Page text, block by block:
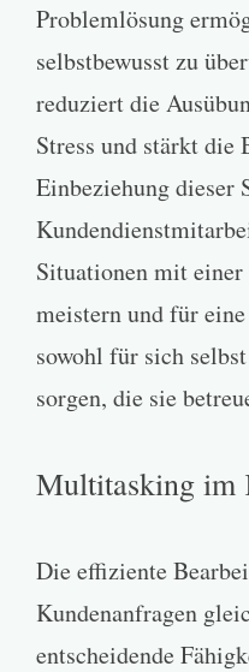
Problemlösung
selbstbewusst zu
reduziert die
Stress und stärkt die
Einbeziehung dieser
Situationen mit
meistern und für
sowohl für sich
sorgen, die sie
Multitasking im
Die effiziente
Kundenanfragen
entscheidende